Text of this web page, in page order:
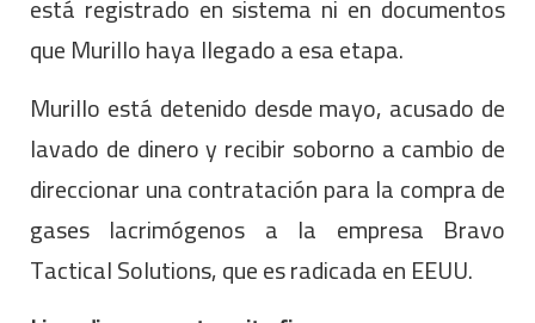
que Murillo haya llegado a esa etapa.
Murillo está detenido desde mayo, acusado de
lavado de dinero y recibir soborno a cambio de
direccionar una contratación para la compra de
gases lacrimógenos a la empresa Bravo
Tactical Solutions, que es radicada en EEUU.